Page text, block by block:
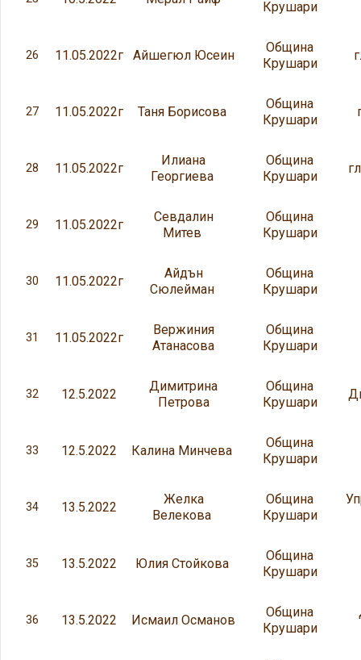
Крушари
26 11.05.2022г Айшегюл Юсеин
Община
Крушари
27 11.05.2022г Таня Борисова
Община
Крушари
28 11.05.2022г
Илиана
Георгиева
Община
Крушари
29 11.05.2022г
Севдалин
Митев
Община
Крушари
30 11.05.2022г
Айдън
Сюлейман
Община
Крушари
31 11.05.2022г
Вержиния
Атанасова
Община
Крушари
32 12.5.2022
Димитрина
Петрова
Община
Крушари
33 12.5.2022 Калина Минчева
Община
Крушари
34 13.5.2022
Желка
Велекова
Община
Крушари
35 13.5.2022 Юлия Стойкова
Община
Крушари
36 13.5.2022 Исмаил Османов
Община
Крушари